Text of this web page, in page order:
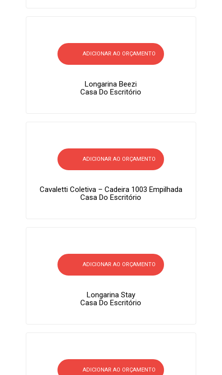
ADICIONAR AO ORÇAMENTO
Longarina Beezi
Casa Do Escritório
ADICIONAR AO ORÇAMENTO
Cavaletti Coletiva – Cadeira 1003 Empilhada
Casa Do Escritório
ADICIONAR AO ORÇAMENTO
Longarina Stay
Casa Do Escritório
ADICIONAR AO ORÇAMENTO